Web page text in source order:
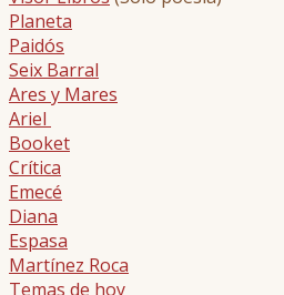
Planeta
Paidós
Seix Barral
Ares y Mares
Ariel
Booket
Crítica
Emecé
Diana
Espasa
Martínez Roca
Temas de hoy